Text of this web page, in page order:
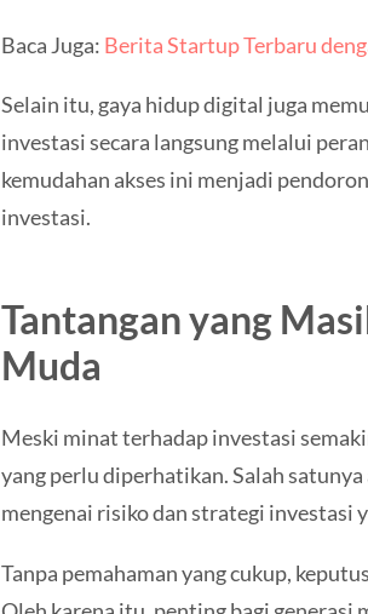
Baca Juga: Berita Startup Terbaru
Selain itu, gaya hidup digital juga
investasi secara langsung melalui
kemudahan akses ini menjadi
investasi.
Tantangan yang
Muda
Meski minat terhadap investasi
yang perlu diperhatikan. Salah
mengenai risiko dan strategi investasi
Tanpa pemahaman yang cukup,